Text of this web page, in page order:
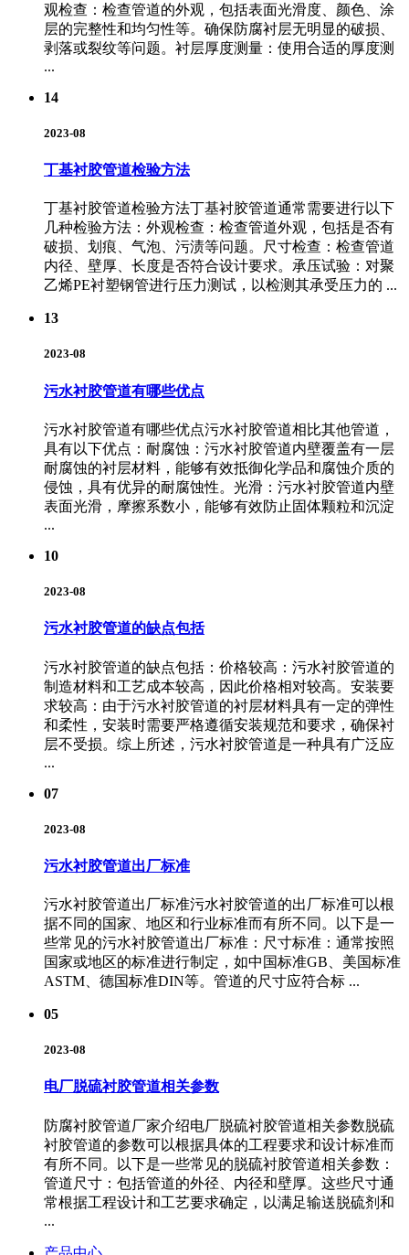
观检查：检查管道的外观，包括表面光滑度、颜色、涂
层的完整性和均匀性等。确保防腐衬层无明显的破损、
剥落或裂纹等问题。衬层厚度测量：使用合适的厚度测
...
14
2023-08
丁基衬胶管道检验方法
丁基衬胶管道检验方法丁基衬胶管道通常需要进行以下
几种检验方法：外观检查：检查管道外观，包括是否有
破损、划痕、气泡、污渍等问题。尺寸检查：检查管道
内径、壁厚、长度是否符合设计要求。承压试验：对聚
乙烯PE衬塑钢管进行压力测试，以检测其承受压力的 ...
13
2023-08
污水衬胶管道有哪些优点
污水衬胶管道有哪些优点污水衬胶管道相比其他管道，
具有以下优点：耐腐蚀：污水衬胶管道内壁覆盖有一层
耐腐蚀的衬层材料，能够有效抵御化学品和腐蚀介质的
侵蚀，具有优异的耐腐蚀性。光滑：污水衬胶管道内壁
表面光滑，摩擦系数小，能够有效防止固体颗粒和沉淀
...
10
2023-08
污水衬胶管道的缺点包括
污水衬胶管道的缺点包括：价格较高：污水衬胶管道的
制造材料和工艺成本较高，因此价格相对较高。安装要
求较高：由于污水衬胶管道的衬层材料具有一定的弹性
和柔性，安装时需要严格遵循安装规范和要求，确保衬
层不受损。综上所述，污水衬胶管道是一种具有广泛应
...
07
2023-08
污水衬胶管道出厂标准
污水衬胶管道出厂标准污水衬胶管道的出厂标准可以根
据不同的国家、地区和行业标准而有所不同。以下是一
些常见的污水衬胶管道出厂标准：尺寸标准：通常按照
国家或地区的标准进行制定，如中国标准GB、美国标准
ASTM、德国标准DIN等。管道的尺寸应符合标 ...
05
2023-08
电厂脱硫衬胶管道相关参数
防腐衬胶管道厂家介绍电厂脱硫衬胶管道相关参数脱硫
衬胶管道的参数可以根据具体的工程要求和设计标准而
有所不同。以下是一些常见的脱硫衬胶管道相关参数：
管道尺寸：包括管道的外径、内径和壁厚。这些尺寸通
常根据工程设计和工艺要求确定，以满足输送脱硫剂和
...